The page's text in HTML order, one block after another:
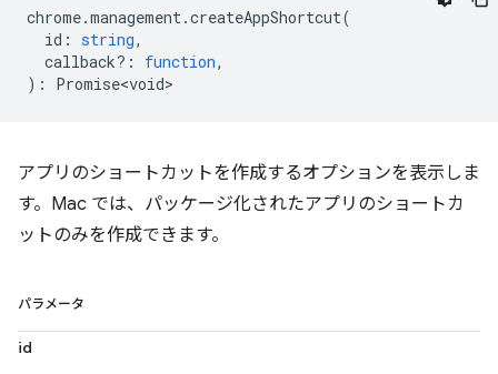
chrome.management.createAppShortcut(
id : string,
callback? : function,
) : Promise<void>
アプリのショートカットを作成するオプションを表示しま
す。Mac では、パッケージ化されたアプリのショートカ
ットのみを作成できます。
パラメータ
id